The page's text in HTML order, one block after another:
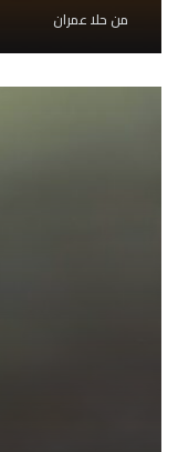
من حلا عمران